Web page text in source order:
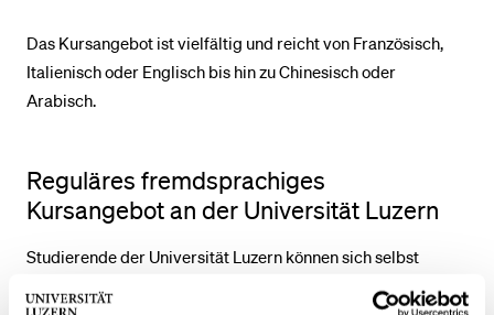
Das Kursangebot ist vielfältig und reicht von Französisch,
Italienisch oder Englisch bis hin zu Chinesisch oder
Arabisch.
Reguläres fremdsprachiges
Kursangebot an der Universität Luzern
Studierende der Universität Luzern können sich selbst
während ihres regulären Studiums